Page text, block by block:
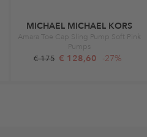
MICHAEL MICHAEL KORS
Amara Toe Cap Sling Pump Soft Pink
Pumps
€ 175 € 128,60 -27%